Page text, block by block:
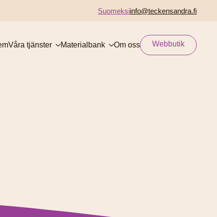
Suomeksiinfo@teckensandra.fi
Våra tjänster Materialbank Om oss Webbutik